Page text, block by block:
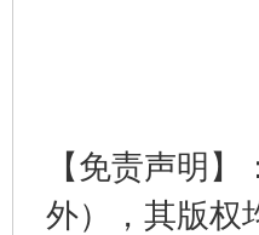
【免责声明
外），其版权